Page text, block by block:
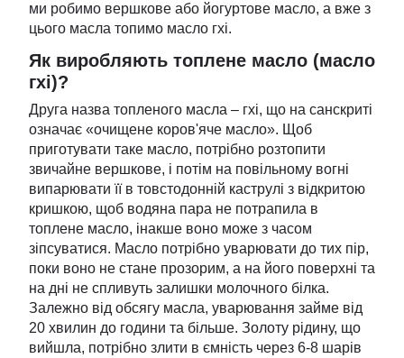
ми робимо вершкове або йогуртове масло, а вже з
цього масла топимо масло гхі.
Як виробляють топлене масло (масло
гхі)?
Друга назва топленого масла – гхі, що на санскриті
означає «очищене коров'яче масло». Щоб
приготувати таке масло, потрібно розтопити
звичайне вершкове, і потім на повільному вогні
випарювати її в товстодонній каструлі з відкритою
кришкою, щоб водяна пара не потрапила в
топлене масло, інакше воно може з часом
зіпсуватися. Масло потрібно уварювати до тих пір,
поки воно не стане прозорим, а на його поверхні та
на дні не спливуть залишки молочного білка.
Залежно від обсягу масла, уварювання займе від
20 хвилин до години та більше. Золоту рідину, що
вийшла, потрібно злити в ємність через 6-8 шарів